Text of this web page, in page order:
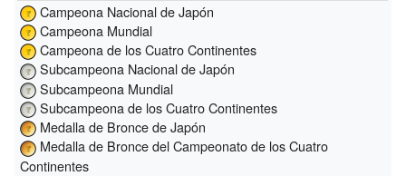
Campeona Nacional de Japón
Campeona Mundial
Campeona de los Cuatro Continentes
Subcampeona Nacional de Japón
Subcampeona Mundial
Subcampeona de los Cuatro Continentes
Medalla de Bronce de Japón
Medalla de Bronce del Campeonato de los Cuatro
Continentes